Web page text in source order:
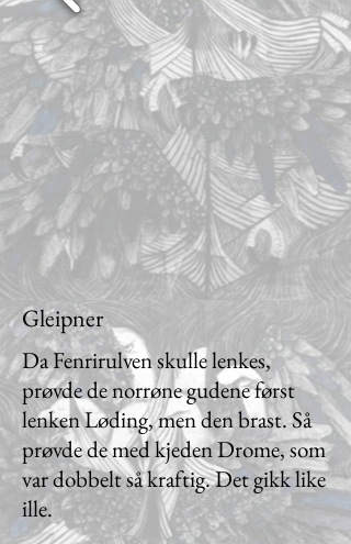
Gleipner
Da Fenrirulven skulle lenkes,
prøvde de norrøne gudene først
lenken Løding, men den brast. Så
prøvde de med kjeden Drome, som
var dobbelt så kraftig. Det gikk like
ille.